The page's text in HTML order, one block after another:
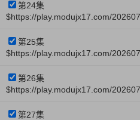
第24集
$https://play.modujx17.com/
第25集
$https://play.modujx17.com/
第26集
$https://play.modujx17.com/
第27集